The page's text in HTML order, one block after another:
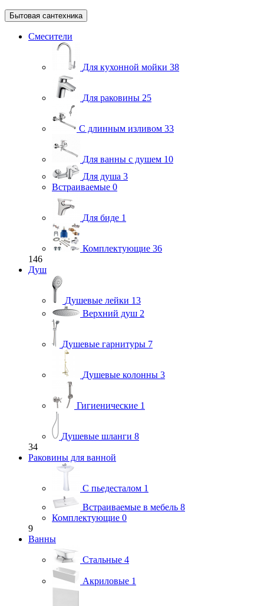
Бытовая сантехника
Смесители
Для кухонной мойки 38
Для раковины 25
С длинным изливом 33
Для ванны с душем 10
Для душа 3
Встраиваемые 0
Для биде 1
Комплектующие 36
146
Душ
Душевые лейки 13
Верхний душ 2
Душевые гарнитуры 7
Душевые колонны 3
Гигиенические 1
Душевые шланги 8
34
Раковины для ванной
С пьедесталом 1
Встраиваемые в мебель 8
Комплектующие 0
9
Ванны
Стальные 4
Акриловые 1